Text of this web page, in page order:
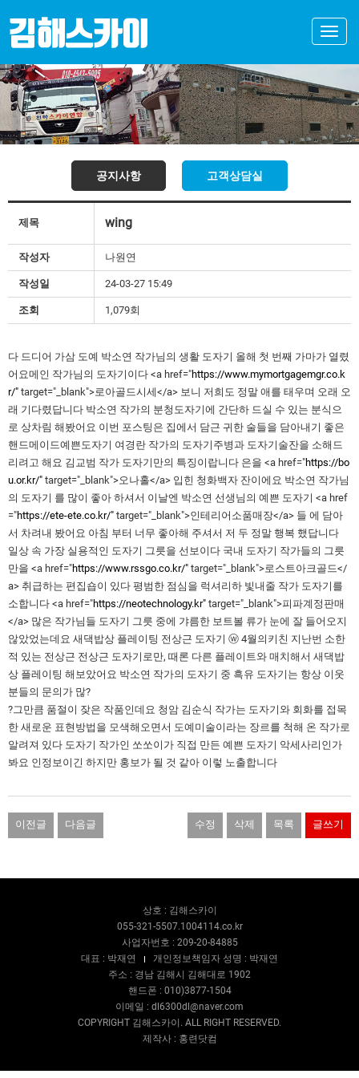
Toggle
공지사항 고객상담실
제목 wing
작성자 나원연
작성일 24-03-27 15:49
조회 1,079회
다 드디어 가삼 도예 박소연 작가님의 생활 도자기 올해 첫 번째 가마가 열렸
어요메인 작가님의 도자기이다 <a href="https://www.mymortgagemgr.co.k
r/" target="_blank">로아골드시세</a> 보니 저희도 정말 애를 태우며 오래 오
래 기다렸답니다 박소연 작가의 분청도자기에 간단하 드실 수 있는 분식으
로 상차림 해봤어요 이번 포스팅은 집에서 담근 귀한 술들을 담아내기 좋은
핸드메이드예쁜도자기 여경란 작가의 도자기주병과 도자기술잔을 소해드
리려고 해요 김교범 작가 도자기만의 특징이랍니다 은을 <a href="https://bo
u.or.kr/" target="_blank">오나홀</a> 입힌 청화백자 잔이에요 박소연 작가님
의 도자기 를 많이 좋아 하셔서 이날엔 박소연 선생님의 예쁜 도자기 <a href
="https://ete-ete.co.kr/" target="_blank">인테리어소품매장</a> 들 에 담아
서 차려내 봤어요 아침 부터 너무 좋아해 주셔서 저 두 정말 행복 했답니다
일상 속 가장 실용적인 도자기 그릇을 선보이다 국내 도자기 작가들의 그릇
만을 <a href="https://www.rssgo.co.kr/" target="_blank">로스트아크골드</
a> 취급하는 편집숍이 있다 평범한 점심을 럭셔리하 빛내줄 작가 도자기를
소합니다 <a href="https://neotechnology.kr" target="_blank">피파계정판매
</a> 많은 작가님들 도자기 그릇 중에 갸름한 보트볼 류가 눈에 잘 들어오지
않았었는데요 새댁밥상 플레이팅 전상근 도자기 ⓦ 4월의키친 지난번 소한
적 있는 전상근 전상근 도자기로만, 때론 다른 플레이트와 매치해서 새댁밥
상 플레이팅 해보았어요 박소연 작가의 도자기 중 흑유 도자기는 항상 이웃
분들의 문의가 많?
?그만큼 품절이 잦은 작품인데요 청암 김순식 작가는 도자기와 회화를 접목
한 새로운 표현방법을 모색해오면서 도예미술이라는 장르를 척해 온 작가로
알려져 있다 도자기 작가인 쏘쏘이가 직접 만든 예쁜 도자기 악세사리인가
봐요 인정보이긴 하지만 홍보가 될 것 같아 이렇 노출합니다
이전글 다음글 수정 삭제 목록 글쓰기
상호 : 김해스카이
055-321-5507.1004114.co.kr
사업자번호 : 209-20-84885
대표 : 박재연
개인정보책임자 성명 : 박재연
주소 : 경남 김해시 김해대로 1902
핸드폰 : 010)3877-1504
이메일 : dl6300dl@naver.com
COPYRIGHT 김해스카이. ALL RIGHT RESERVED.
제작사 : 홍련닷컴